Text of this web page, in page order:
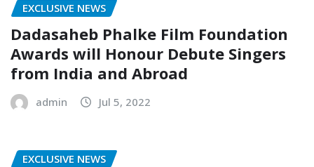
EXCLUSIVE NEWS
Dadasaheb Phalke Film Foundation
Awards will Honour Debute Singers
from India and Abroad
admin Jul 5, 2022
EXCLUSIVE NEWS